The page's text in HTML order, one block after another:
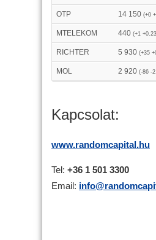
OTP 14 150 (+0
MTELEKOM 440 (+1
RICHTER 5 930 (+35
MOL 2 920 (-86 -
Kapcsolat:
www.randomcapital.hu
Tel: +36 1 501 3300
Email: